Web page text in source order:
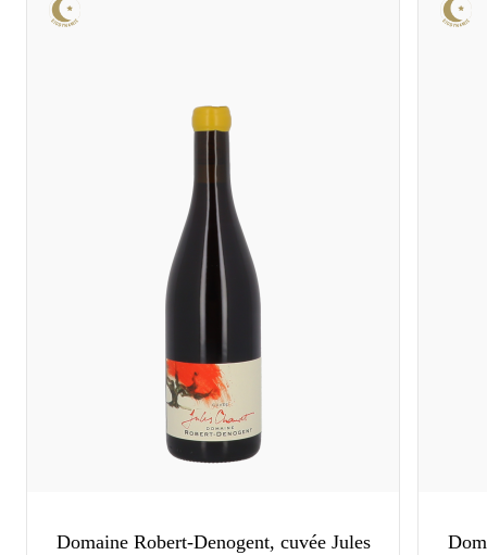
Domaine Robert-Denogent, cuvée Jules